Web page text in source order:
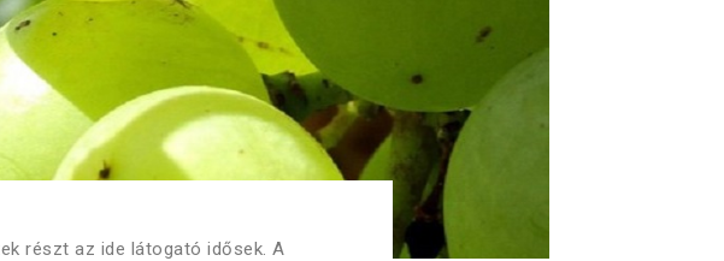
részt az ide látogató idősek. A